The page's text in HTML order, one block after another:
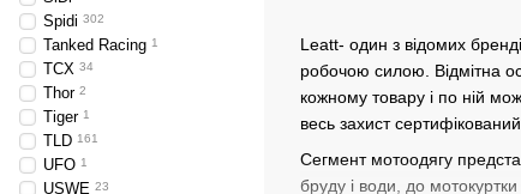
Leatt- один з відомих
робочою силою. Відмітна
кожному товару і по ній
весь захист сертифікований
Сегмент мотоодягу
бруду і води, до
Spidi 302
Tanked Racing 1
TCX 34
Thor 2
Tiger 1
TLD 161
UFO 1
USWE 23